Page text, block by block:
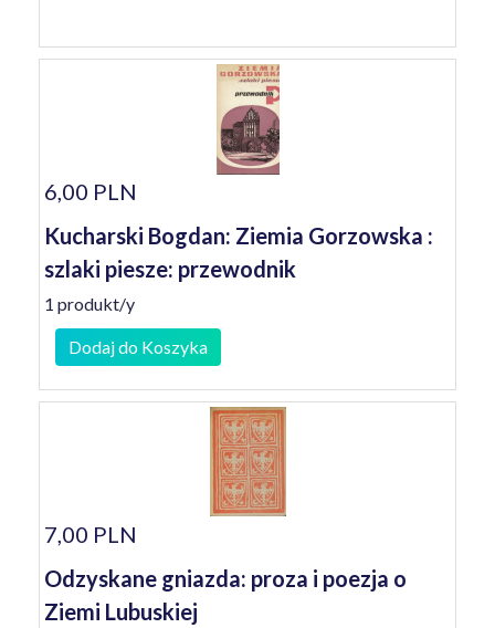
6,00 PLN
Kucharski Bogdan: Ziemia Gorzowska :
szlaki piesze: przewodnik
1 produkt/y
Dodaj do Koszyka
7,00 PLN
Odzyskane gniazda: proza i poezja o
Ziemi Lubuskiej